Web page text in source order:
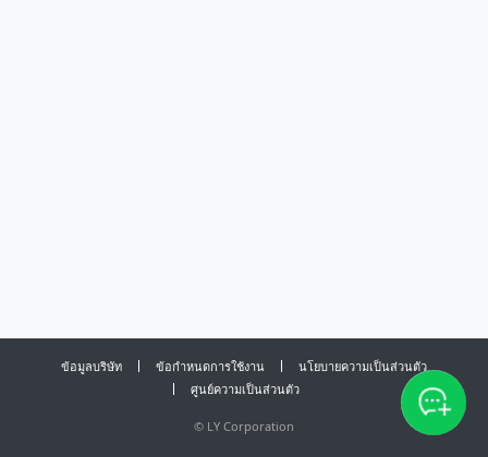
ข้อมูลบริษัท ข้อกำหนดการใช้งาน
นโยบายความเป็นส่วนตัว
ศูนย์ความเป็นส่วนตัว
© LY Corporation